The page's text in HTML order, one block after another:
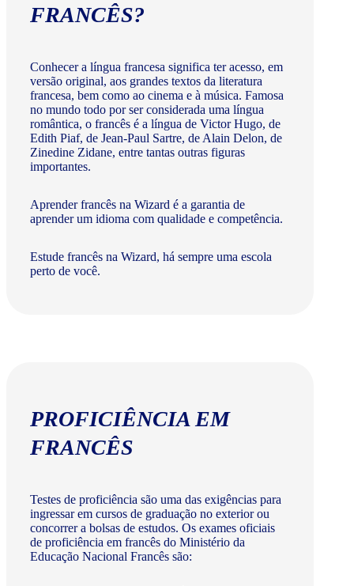
FRANCÊS?
Conhecer a língua francesa significa ter acesso, em
versão original, aos grandes textos da literatura
francesa, bem como ao cinema e à música. Famosa
no mundo todo por ser considerada uma língua
romântica, o francês é a língua de Victor Hugo, de
Edith Piaf, de Jean-Paul Sartre, de Alain Delon, de
Zinedine Zidane, entre tantas outras figuras
importantes.
Aprender francês na Wizard é a garantia de
aprender um idioma com qualidade e competência.
Estude francês na Wizard, há sempre uma escola
perto de você.
PROFICIÊNCIA EM
FRANCÊS
Testes de proficiência são uma das exigências para
ingressar em cursos de graduação no exterior ou
concorrer a bolsas de estudos. Os exames oficiais
de proficiência em francês do Ministério da
Educação Nacional Francês são: